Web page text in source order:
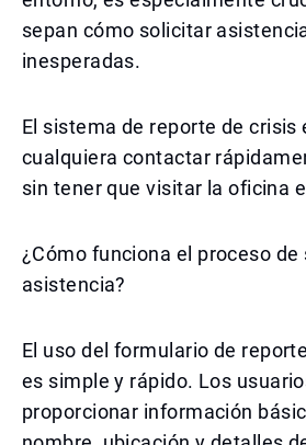
sepan cómo solicitar
inesperadas.
El sistema de reporte de crisis
cualquiera contactar
sin tener que visitar la oficina
¿Cómo funciona el proceso de
asistencia?
El uso del formulario de
es simple y rápido. Los
proporcionar información